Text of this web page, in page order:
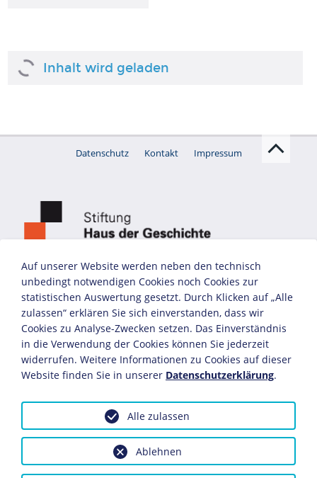
Auf unserer Website werden neben den technisch
unbedingt notwendigen Cookies noch Cookies zur
statistischen Auswertung gesetzt. Durch Klicken auf „Alle
zulassen“ erklären Sie sich einverstanden, dass wir
Cookies zu Analyse-Zwecken setzen. Das Einverständnis
in die Verwendung der Cookies können Sie jederzeit
widerrufen. Weitere Informationen zu Cookies auf dieser
Website finden Sie in unserer Datenschutzerklärung.
Ablehnen
Alle zulassen